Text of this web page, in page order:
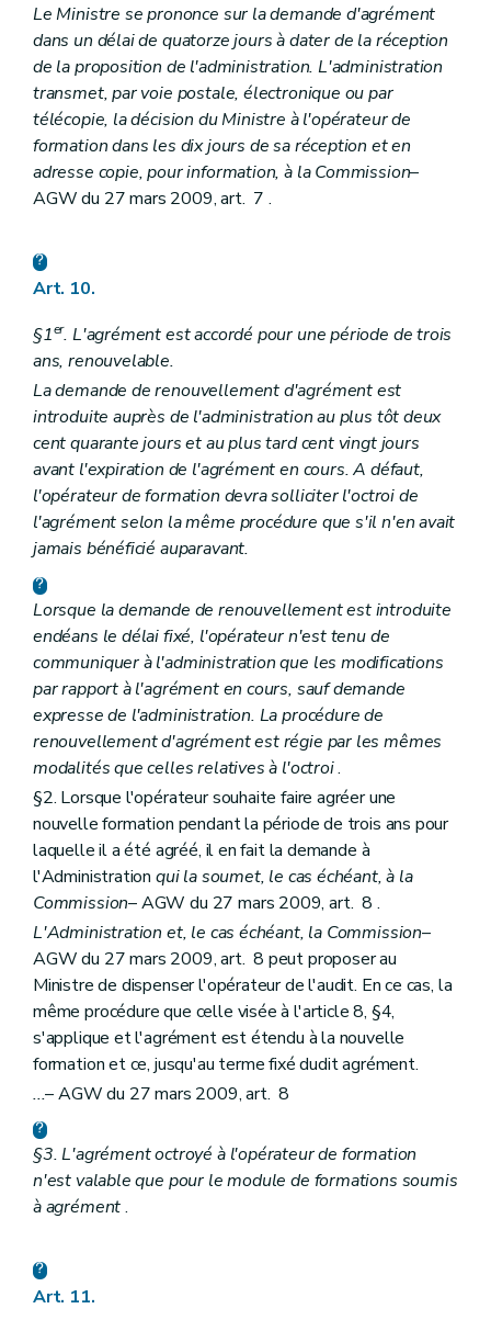
Le Ministre se prononce sur la demande d'agrément
dans un délai de quatorze jours à dater de la réception
de la proposition de l'administration. L'administration
transmet, par voie postale, électronique ou par
télécopie, la décision du Ministre à l'opérateur de
formation dans les dix jours de sa réception et en
adresse copie, pour information, à la Commission–
AGW du 27 mars 2009, art. 7 .
Art. 10.
§1er. L'agrément est accordé pour une période de trois
ans, renouvelable.
La demande de renouvellement d'agrément est
introduite auprès de l'administration au plus tôt deux
cent quarante jours et au plus tard cent vingt jours
avant l'expiration de l'agrément en cours. A défaut,
l'opérateur de formation devra solliciter l'octroi de
l'agrément selon la même procédure que s'il n'en avait
jamais bénéficié auparavant.
Lorsque la demande de renouvellement est introduite
endéans le délai fixé, l'opérateur n'est tenu de
communiquer à l'administration que les modifications
par rapport à l'agrément en cours, sauf demande
expresse de l'administration. La procédure de
renouvellement d'agrément est régie par les mêmes
modalités que celles relatives à l'octroi.
§2. Lorsque l'opérateur souhaite faire agréer une
nouvelle formation pendant la période de trois ans pour
laquelle il a été agréé, il en fait la demande à
l'Administration qui la soumet, le cas échéant, à la
Commission– AGW du 27 mars 2009, art. 8 .
L'Administration et, le cas échéant, la Commission–
AGW du 27 mars 2009, art. 8 peut proposer au
Ministre de dispenser l'opérateur de l'audit. En ce cas, la
même procédure que celle visée à l'article 8, §4,
s'applique et l'agrément est étendu à la nouvelle
formation et ce, jusqu'au terme fixé dudit agrément.
...– AGW du 27 mars 2009, art. 8
§3. L'agrément octroyé à l'opérateur de formation
n'est valable que pour le module de formations soumis
à agrément.
Art. 11.